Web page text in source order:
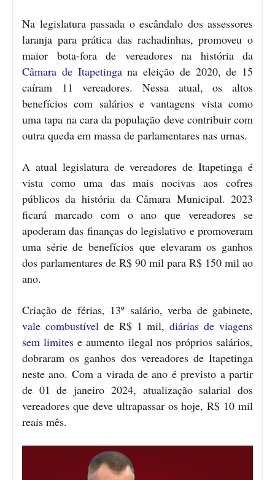
Na legislatura passada o escândalo dos assessores
laranja para prática das rachadinhas, promoveu o
maior bota-fora de vereadores na história da
Câmara de Itapetingana eleição de 2020, de 15
caíram 11 vereadores. Nessa atual, os altos
benefícios com salários e vantagens vista como
uma tapa na cara da população deve contribuir com
outra queda em massa de parlamentares nas urnas.
A atual legislatura de vereadores de Itapetinga é
vista como uma das mais nocivas aos cofres
públicos da história da Câmara Municipal. 2023
ficará marcado com o ano que vereadores se
apoderam das finanças do legislativo e promoveram
uma série de benefícios que elevaram os ganhos
dos parlamentares de R$ 90 mil para R$ 150 mil ao
ano.
Criação de férias, 13º salário, verba de gabinete,
vale combustível de R$ 1 mil,diárias de viagens
sem limites e aumento ilegal nos próprios salários,
dobraram os ganhos dos vereadores de Itapetinga
neste ano. Com a virada de ano é previsto a partir
de 01 de janeiro 2024, atualização salarial dos
vereadores que deve ultrapassar os hoje, R$ 10 mil
reais mês.